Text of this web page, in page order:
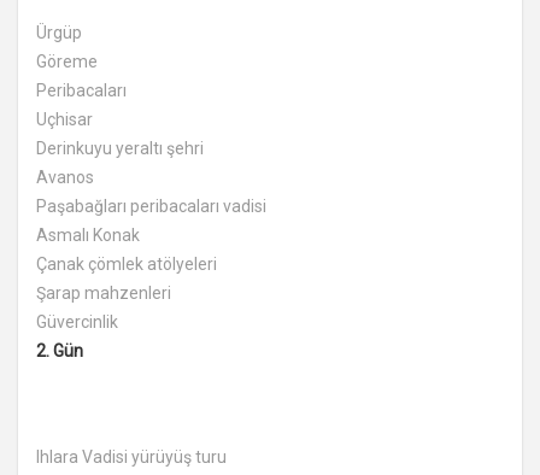
Ürgüp
Göreme
Peribacaları
Uçhisar
Derinkuyu yeraltı şehri
Avanos
Paşabağları peribacaları vadisi
Asmalı Konak
Çanak çömlek atölyeleri
Şarap mahzenleri
Güvercinlik
2. Gün
Ihlara Vadisi yürüyüş turu